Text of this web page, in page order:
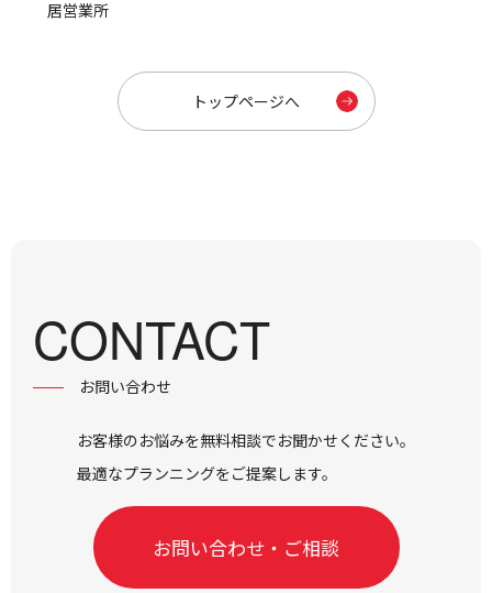
居営業所
トップページへ
CONTACT
お問い合わせ
お客様のお悩みを無料相談でお聞かせください。
最適なプランニングをご提案します。
お問い合わせ・ご相談